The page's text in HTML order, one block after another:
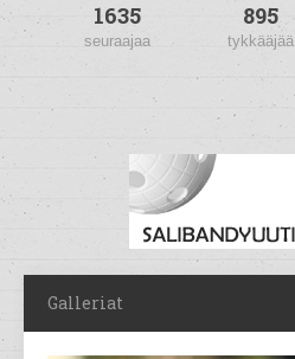
1635
seuraajaa
895
tykkääjää
Galleriat